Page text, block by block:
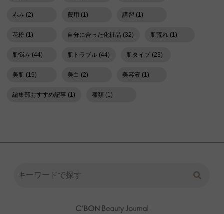
赤み (2) 費用 (1) 講習 (1)
花粉 (1) 自分に合った化粧品 (32) 肌荒れ (1)
肌悩み (44) 肌トラブル (44) 肌タイプ (23)
美肌 (19) 美白 (2) 美容液 (1)
編集部おすすめ記事 (1) 種類 (1)